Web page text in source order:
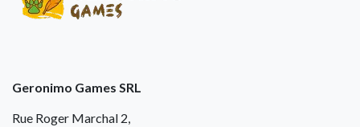
Geronimo Games SRL
Rue Roger Marchal 2,